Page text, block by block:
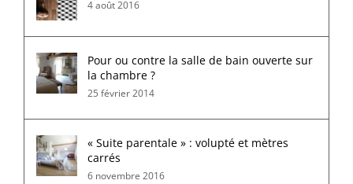
4 août 2016
Pour ou contre la salle de bain ouverte sur
la chambre ?
25 février 2014
« Suite parentale » : volupté et mètres
carrés
6 novembre 2016